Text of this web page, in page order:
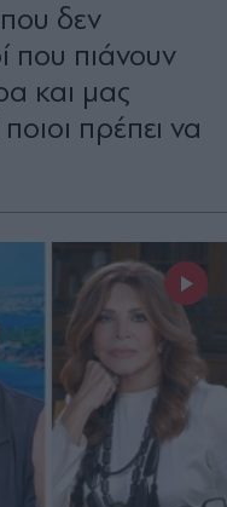
δεν
που πιάνουν
και μας
πρέπει να